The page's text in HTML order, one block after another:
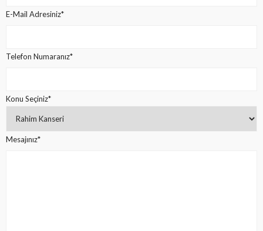
E-Mail Adresiniz*
Telefon Numaranız*
Konu Seçiniz*
Mesajınız*